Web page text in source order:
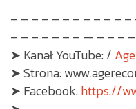
– – – – – – – – – – –
– – – – – – – — – – –
➤ Kanał YouTube: /
➤ Strona:
➤ Facebook:https://